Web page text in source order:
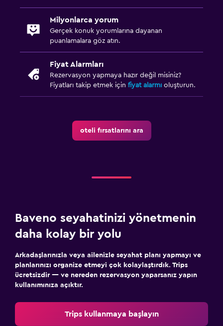
Milyonlarca yorum
Gerçek konuk yorumlarına dayanan
puanlamalara göz atın.
Fiyat Alarmları
Rezervasyon yapmaya hazır değil misiniz?
Fiyatları takip etmek için fiyat alarmı oluşturun.
oteli fırsatlarını ara
Baveno seyahatinizi yönetmenin
daha kolay bir yolu
Arkadaşlarınızla veya ailenizle seyahat planı yapmayı ve
planlarınızı organize etmeyi çok kolaylaştırdık. Trips
ücretsizdir — ve nereden rezervasyon yaparsanız yapın
kullanımınıza açıktır.
Trips kullanmaya başlayın